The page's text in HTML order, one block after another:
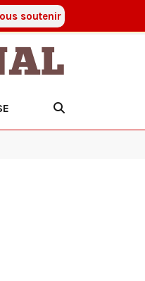
soutenir